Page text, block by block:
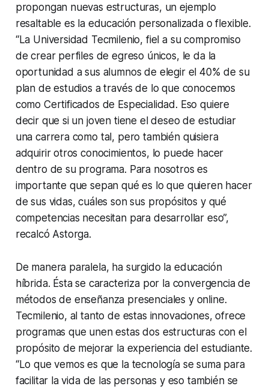
propongan nuevas estructuras, un ejemplo
resaltable es la educación personalizada o flexible.
“La Universidad Tecmilenio, fiel a su compromiso
de crear perfiles de egreso únicos, le da la
oportunidad a sus alumnos de elegir el 40% de su
plan de estudios a través de lo que conocemos
como Certificados de Especialidad. Eso quiere
decir que si un joven tiene el deseo de estudiar
una carrera como tal, pero también quisiera
adquirir otros conocimientos, lo puede hacer
dentro de su programa. Para nosotros es
importante que sepan qué es lo que quieren hacer
de sus vidas, cuáles son sus propósitos y qué
competencias necesitan para desarrollar eso”,
recalcó Astorga.
De manera paralela, ha surgido la educación
híbrida. Ésta se caracteriza por la convergencia de
métodos de enseñanza presenciales y online.
Tecmilenio, al tanto de estas innovaciones, ofrece
programas que unen estas dos estructuras con el
propósito de mejorar la experiencia del estudiante.
“Lo que vemos es que la tecnología se suma para
facilitar la vida de las personas y eso también se